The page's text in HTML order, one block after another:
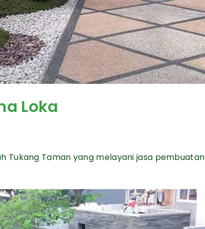
Loka
Tukang Taman yang melayani jasa pembuatan